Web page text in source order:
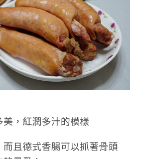
，紅潤多汁的模樣
而且德式香腸可以抓著骨頭